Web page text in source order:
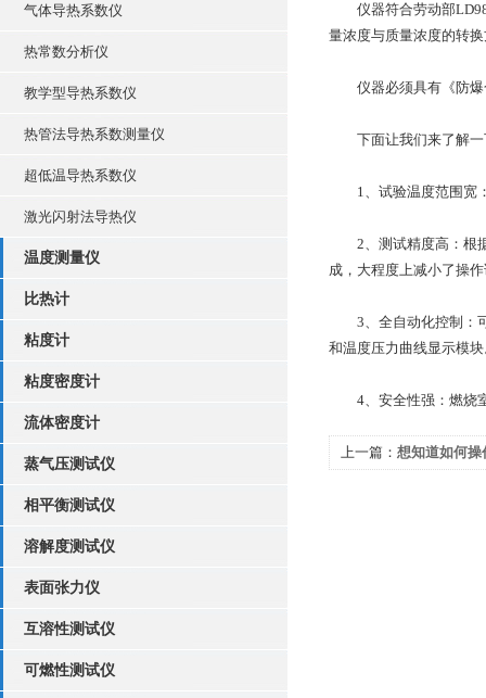
气体导热系数仪
热常数分析仪
教学型导热系数仪
热管法导热系数测量仪
超低温导热系数仪
激光闪射法导热仪
温度测量仪
比热计
粘度计
粘度密度计
流体密度计
蒸气压测试仪
相平衡测试仪
溶解度测试仪
表面张力仪
互溶性测试仪
可燃性测试仪
仪器符合劳动部LD98-
量浓度与质量浓度的转
仪器必须具有《防爆
下面让我们来了解一
1、试验温度范围宽：
2、测试精度高：根据
成，大程度上减小了操
3、全自动化控制：可
和温度压力曲线显示模
4、安全性强：燃烧室
上一篇： 想知道如何操